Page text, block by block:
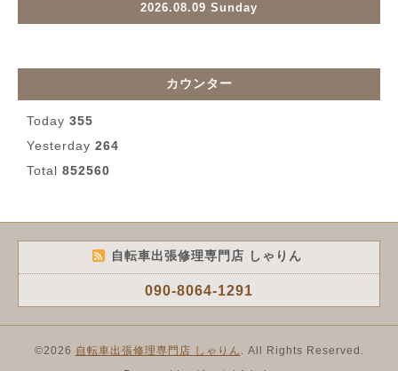
2026.08.09 Sunday
カウンター
Today 355
Yesterday 264
Total 852560
自転車出張修理専門店 しゃりん
090-8064-1291
©2026 自転車出張修理専門店 しゃりん
. All Rights Reserved.